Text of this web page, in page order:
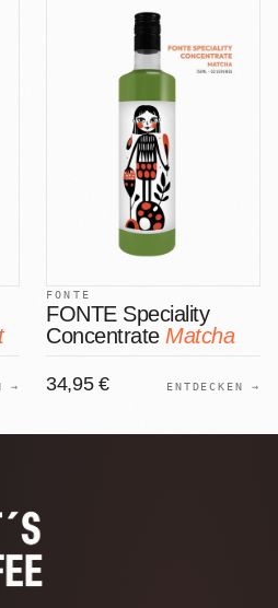
→
FONTE
FONTE Speciality
Concentrate Matcha
34,95 € ENTDECKEN →